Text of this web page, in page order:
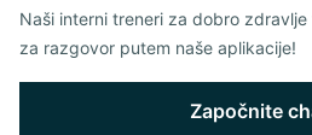
Naši interni treneri za dobro
za razgovor putem naše aplikacije!
Započnite